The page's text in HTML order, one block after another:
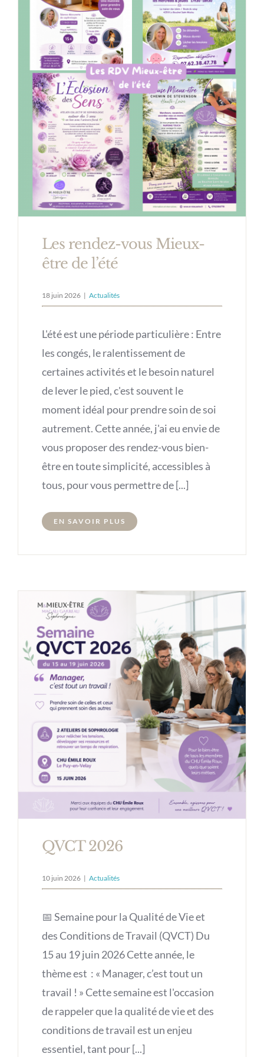
Actualités
Contact
Les rendez-vous Mieux-
être de l’été
18 juin 2026 | Actualités
L'été est une période particulière : Entre
les congés, le ralentissement de
certaines activités et le besoin naturel
de lever le pied, c'est souvent le
moment idéal pour prendre soin de soi
autrement. Cette année, j'ai eu envie de
vous proposer des rendez-vous bien-
être en toute simplicité, accessibles à
tous, pour vous permettre de [...]
EN SAVOIR PLUS
QVCT 2026
10 juin 2026 | Actualités
📅 Semaine pour la Qualité de Vie et
des Conditions de Travail (QVCT) Du
15 au 19 juin 2026 Cette année, le
thème est : « Manager, c’est tout un
travail ! » Cette semaine est l'occasion
de rappeler que la qualité de vie et des
conditions de travail est un enjeu
essentiel, tant pour [...]